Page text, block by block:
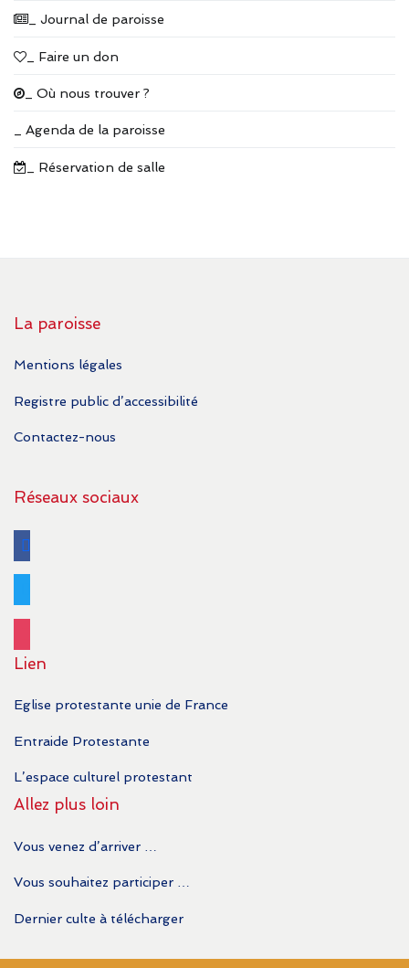
_ Journal de paroisse
_ Faire un don
_ Où nous trouver ?
_ Agenda de la paroisse
_ Réservation de salle
La paroisse
Mentions légales
Registre public d’accessibilité
Contactez-nous
Réseaux sociaux
facebook
Lien
Eglise protestante unie de France
Entraide Protestante
L’espace culturel protestant
Allez plus loin
Vous venez d’arriver …
Vous souhaitez participer …
Dernier culte à télécharger